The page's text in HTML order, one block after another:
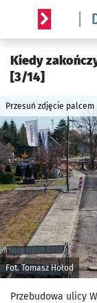
Serwis
Kiedy
[3/14]
Fot. Tomasz Hołod
Przesuń zdjęcie palcem
Przebudowa ulicy